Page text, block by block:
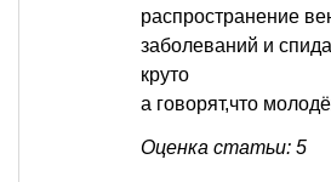
распространение
заболеваний и
круто
а говорят,что
Оценка статьи: 5